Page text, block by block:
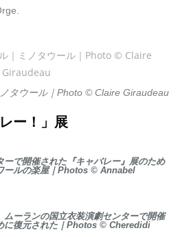
タウール｜Photo © Claire Giraudeau
ー！」展
ーで開催された『キャバレー』展のため
ールの楽屋｜Photos © Annabel
ムーランの国立衣装演劇センターで開催
に復元された｜Photos © Cheredidi